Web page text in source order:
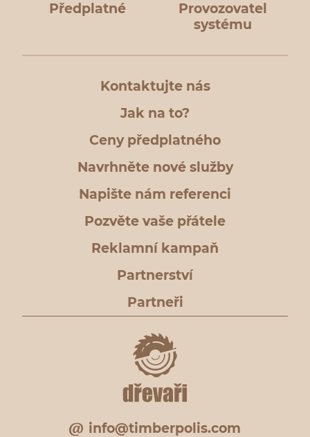
Předplatné
Provozovatel
systému
Kontaktujte nás
Jak na to?
Ceny předplatného
Navrhněte nové služby
Napište nám referenci
Pozvěte vaše přátele
Reklamní kampaň
Partnerství
Partneři
info@timberpolis.com